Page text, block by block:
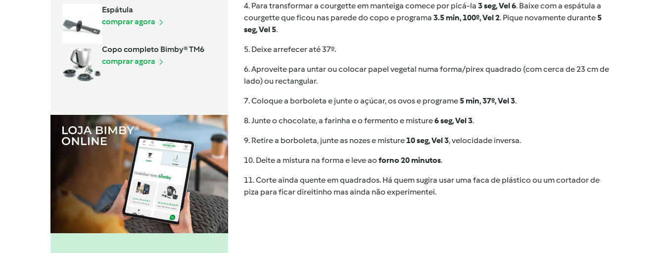
Espátula
comprar agora
Copo completo Bimby® TM6
comprar agora
4. Para transformar a courgette em manteiga comece por picá-la 3 seg, Vel 6. Baixe com a espátula a
courgette que ficou nas parede do copo e programa 3.5 min, 100º, Vel 2. Pique novamente durante 5
seg, Vel 5.
5. Deixe arrefecer até 37º.
6. Aproveite para untar ou colocar papel vegetal numa forma/pirex quadrado (com cerca de 23 cm de
lado) ou rectangular.
7. Coloque a borboleta e junte o açúcar, os ovos e programe 5 min, 37º, Vel 3.
8. Junte o chocolate, a farinha e o fermento e misture6 seg, Vel 3.
9. Retire a borboleta, junte as nozes e misture 10 seg, Vel 3, velocidade inversa.
10. Deite a mistura na forma e leve ao forno 20 minutos.
11. Corte ainda quente em quadrados. Há quem sugira usar uma faca de plástico ou um cortador de
piza para ficar direitinho mas ainda não experimentei.